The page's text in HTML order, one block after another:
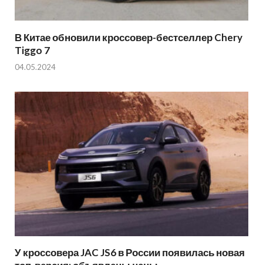
В Китае обновили кроссовер-бестселлер Chery
Tiggo 7
04.05.2024
У кроссовера JAC JS6 в России появилась новая